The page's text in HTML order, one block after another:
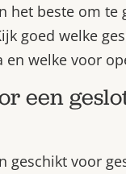
het beste om te
goed welke
en welke voor
een
geschikt voor